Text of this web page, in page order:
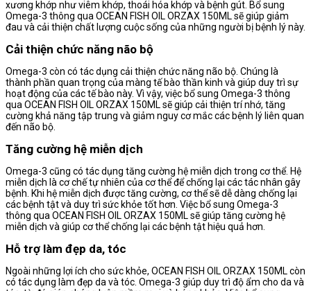
xương khớp như viêm khớp, thoái hóa khớp và bệnh gút. Bổ sung
Omega-3 thông qua OCEAN FISH OIL ORZAX 150ML sẽ giúp giảm
đau và cải thiện chất lượng cuộc sống của những người bị bệnh lý này.
Cải thiện chức năng não bộ
Omega-3 còn có tác dụng cải thiện chức năng não bộ. Chúng là
thành phần quan trọng của màng tế bào thần kinh và giúp duy trì sự
hoạt động của các tế bào này. Vì vậy, việc bổ sung Omega-3 thông
qua OCEAN FISH OIL ORZAX 150ML sẽ giúp cải thiện trí nhớ, tăng
cường khả năng tập trung và giảm nguy cơ mắc các bệnh lý liên quan
đến não bộ.
Tăng cường hệ miễn dịch
Omega-3 cũng có tác dụng tăng cường hệ miễn dịch trong cơ thể. Hệ
miễn dịch là cơ chế tự nhiên của cơ thể để chống lại các tác nhân gây
bệnh. Khi hệ miễn dịch được tăng cường, cơ thể sẽ dễ dàng chống lại
các bệnh tật và duy trì sức khỏe tốt hơn. Việc bổ sung Omega-3
thông qua OCEAN FISH OIL ORZAX 150ML sẽ giúp tăng cường hệ
miễn dịch và giúp cơ thể chống lại các bệnh tật hiệu quả hơn.
Hỗ trợ làm đẹp da, tóc
Ngoài những lợi ích cho sức khỏe, OCEAN FISH OIL ORZAX 150ML còn
có tác dụng làm đẹp da và tóc. Omega-3 giúp duy trì độ ẩm cho da và